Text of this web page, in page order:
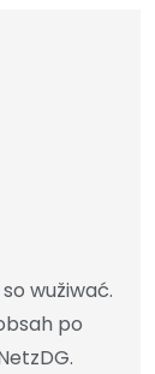
wužiwać.
po